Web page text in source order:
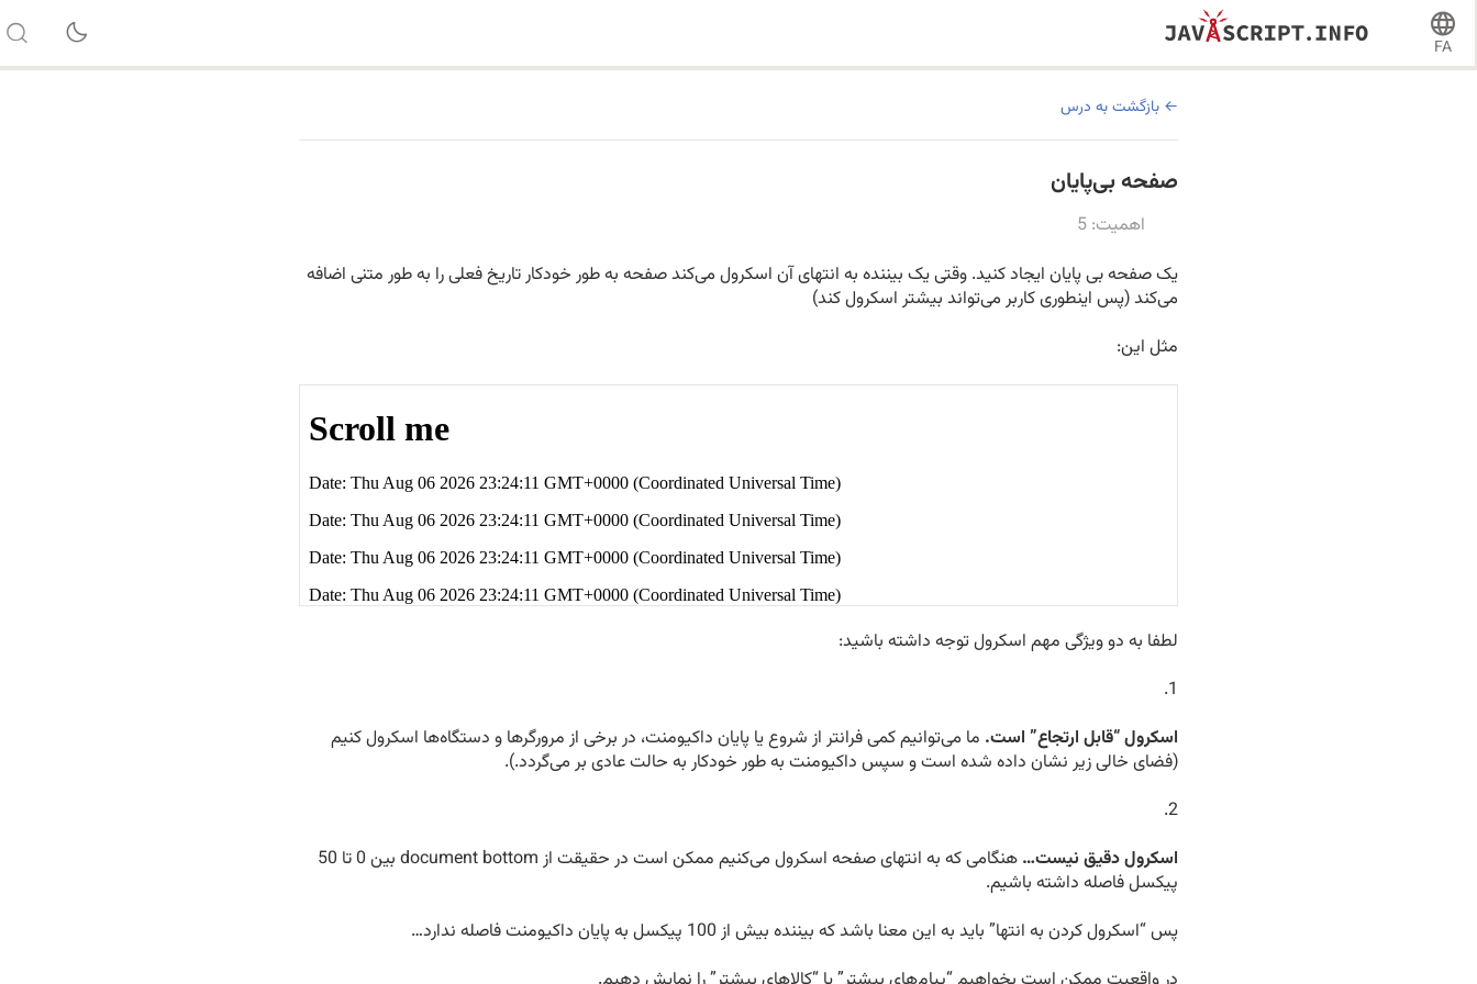
FA
بازگشت به درس
صفحه بی‌پایان
اهمیت: 5
یک صفحه بی پایان ایجاد کنید. وقتی یک بیننده به انتهای آن اسکرول می‌کند صفحه به طور خودکار تاریخ فعلی را به طور متنی اضافه
می‌کند (پس اینطوری کاربر می‌تواند بیشتر اسکرول کند)
مثل این:
لطفا به دو ویژگی مهم اسکرول توجه داشته باشید:
اسکرول “قابل ارتجاع” است. ما می‌توانیم کمی فرانتر از شروع یا پایان داکیومنت، در برخی از مرورگر‌ها و دستگاه‌ها اسکرول کنیم
(فضای خالی زیر نشان داده شده است و سپس داکیومنت به طور خودکار به حالت عادی بر می‌گردد.).
اسکرول دقیق نیست…
هنگامی که به انتهای صفحه اسکرول می‌کنیم ممکن است در حقیقت از document bottom بین 0 تا 50
پیکسل فاصله داشته باشیم.
پس “اسکرول کردن به انتها” باید به این معنا باشد که بیننده بیش از 100 پیکسل به پایان داکیومنت فاصله ندارد…